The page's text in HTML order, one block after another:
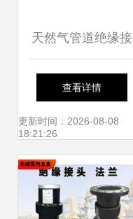
天然气管道绝缘接
头与非绝缘法兰的
专业生产厂家探析
查看详情
更新时间：2026-08-08
18:21:26